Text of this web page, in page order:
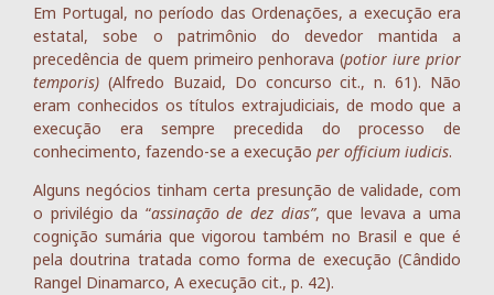
Em Portugal, no período das Ordenações, a execução era
estatal, sobe o patrimônio do devedor mantida a
precedência de quem primeiro penhorava (potior iure prior
temporis) (Alfredo Buzaid, Do concurso cit., n. 61). Não
eram conhecidos os títulos extrajudiciais, de modo que a
execução era sempre precedida do processo de
conhecimento, fazendo-se a execução per officium iudicis.
Alguns negócios tinham certa presunção de validade, com
o privilégio da “assinação de dez dias”, que levava a uma
cognição sumária que vigorou também no Brasil e que é
pela doutrina tratada como forma de execução (Cândido
Rangel Dinamarco, A execução cit., p. 42).